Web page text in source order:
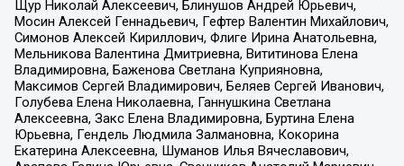
Щур Николай Алексеевич, Блинушов Андрей Юрьевич,
Мосин Алексей Геннадьевич, Гефтер Валентин Михайлович,
Симонов Алексей Кириллович, Флиге Ирина Анатольевна,
Мельникова Валентина Дмитриевна, Вититинова Елена
Владимировна, Баженова Светлана Куприяновна,
Максимов Сергей Владимирович, Беляев Сергей Иванович,
Голубева Елена Николаевна, Ганнушкина Светлана
Алексеевна, Закс Елена Владимировна, Буртина Елена
Юрьевна, Гендель Людмила Залмановна, Кокорина
Екатерина Алексеевна, Шуманов Илья Вячеславович,